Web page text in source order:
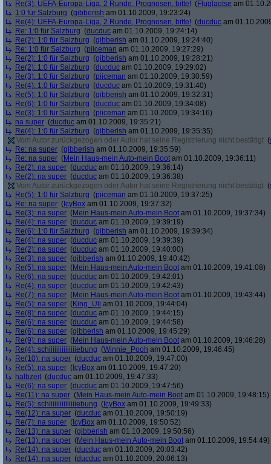
Re(3): UEFA-Europa-Liga, 2 Runde, Prognosen, bitte! (Fluglaotse am
1:0 für Salzburg (gibberish am 01.10.2009, 19:23:24)
Re(4): UEFA-Europa-Liga, 2 Runde, Prognosen, bitte! (ducduc am
Re: 1:0 für Salzburg (ducduc am 01.10.2009, 19:24:14)
Re(2): 1:0 für Salzburg (gibberish am 01.10.2009, 19:24:40)
Re: 1:0 für Salzburg (piiceman am 01.10.2009, 19:27:29)
Re(2): 1:0 für Salzburg (gibberish am 01.10.2009, 19:28:21)
Re(2): 1:0 für Salzburg (ducduc am 01.10.2009, 19:29:02)
Re(3): 1:0 für Salzburg (piiceman am 01.10.2009, 19:30:59)
Re(4): 1:0 für Salzburg (ducduc am 01.10.2009, 19:31:40)
Re(5): 1:0 für Salzburg (gibberish am 01.10.2009, 19:32:31)
Re(6): 1:0 für Salzburg (ducduc am 01.10.2009, 19:34:08)
Re(3): 1:0 für Salzburg (piiceman am 01.10.2009, 19:34:16)
na super (ducduc am 01.10.2009, 19:35:21)
Re(4): 1:0 für Salzburg (gibberish am 01.10.2009, 19:35:35)
Vom Autor zurückgezogen oder Autor hat seine Registrierung nicht bestätigt (
Re: na super (gibberish am 01.10.2009, 19:35:59)
Re: na super (Mein Haus-mein Auto-mein Boot am 01.10.2009, 19:36:11)
Re(2): na super (ducduc am 01.10.2009, 19:36:14)
Re(2): na super (ducduc am 01.10.2009, 19:36:38)
Vom Autor zurückgezogen oder Autor hat seine Registrierung nicht bestätigt (
Re(5): 1:0 für Salzburg (piiceman am 01.10.2009, 19:37:25)
Re: na super ( IcyBox am 01.10.2009, 19:37:32)
Re(3): na super (Mein Haus-mein Auto-mein Boot am 01.10.2009, 19:37:34)
Re(4): na super (ducduc am 01.10.2009, 19:39:19)
Re(6): 1:0 für Salzburg (gibberish am 01.10.2009, 19:39:34)
Re(4): na super (ducduc am 01.10.2009, 19:39:39)
Re(2): na super (ducduc am 01.10.2009, 19:40:00)
Re(3): na super (gibberish am 01.10.2009, 19:40:42)
Re(5): na super (Mein Haus-mein Auto-mein Boot am 01.10.2009, 19:41:08)
Re(6): na super (ducduc am 01.10.2009, 19:42:01)
Re(4): na super (ducduc am 01.10.2009, 19:42:43)
Re(7): na super (Mein Haus-mein Auto-mein Boot am 01.10.2009, 19:43:44)
Re(5): na super (King_Uli am 01.10.2009, 19:44:04)
Re(8): na super (ducduc am 01.10.2009, 19:44:15)
Re(6): na super (ducduc am 01.10.2009, 19:44:58)
Re(6): na super (gibberish am 01.10.2009, 19:45:29)
Re(9): na super (Mein Haus-mein Auto-mein Boot am 01.10.2009, 19:46:28)
Re(4): schiiiiiiiiiiiiiiiebung (Winnie_Pooh am 01.10.2009, 19:46:45)
Re(10): na super (ducduc am 01.10.2009, 19:47:00)
Re(5): na super ( IcyBox am 01.10.2009, 19:47:20)
halbzeit (ducduc am 01.10.2009, 19:47:33)
Re(6): na super (ducduc am 01.10.2009, 19:47:56)
Re(11): na super (Mein Haus-mein Auto-mein Boot am 01.10.2009, 19:48:15)
Re(5): schiiiiiiiiiiiiiiiebung ( IcyBox am 01.10.2009, 19:49:33)
Re(12): na super (ducduc am 01.10.2009, 19:50:19)
Re(7): na super ( IcyBox am 01.10.2009, 19:50:52)
Re(13): na super (gibberish am 01.10.2009, 19:50:56)
Re(13): na super (Mein Haus-mein Auto-mein Boot am 01.10.2009, 19:54:49)
Re(14): na super (ducduc am 01.10.2009, 20:03:42)
Re(14): na super (ducduc am 01.10.2009, 20:06:13)